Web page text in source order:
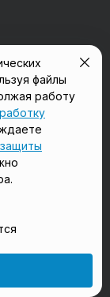
18+
файлы
работу